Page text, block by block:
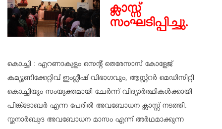
ക്ലാസ്സ്
സംഘടിപ്പിച്ചു.
കൊച്ചി : എറണാകുളം സെൻ്റ് തെരേസാസ് കോളേജ്
കമ്യൂണിക്കേറ്റിവ് ഇംഗ്ലീഷ് വിഭാഗവും, ആസ്റ്റ്റർ മെഡിസിറ്റി
കൊച്ചിയും സംയുക്തമായി ചേർന്ന് വിദ്യാർത്ഥികൾക്കായി
പിങ്ക്ടോബർ എന്ന പേരിൽ അവബോധന ക്ലാസ്സ് നടത്തി.
സ്തനാർബുദ അവബോധന മാസം എന്ന് അർഥമാക്കുന്ന